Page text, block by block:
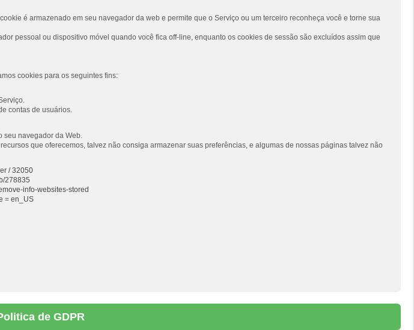
é armazenado em seu navegador da web e permite que o Serviço ou um terceiro reconheça você e torne sua
pessoal ou dispositivo móvel quando você fica off-line, enquanto os cookies de sessão são excluídos assim que
cookies para os seguintes fins:
contas de usuários.
seu navegador da Web.
que oferecemos, talvez não consiga armazenar suas preferências, e algumas de nossas páginas talvez não
/ 32050
278835
info-websites-stored
= en_US